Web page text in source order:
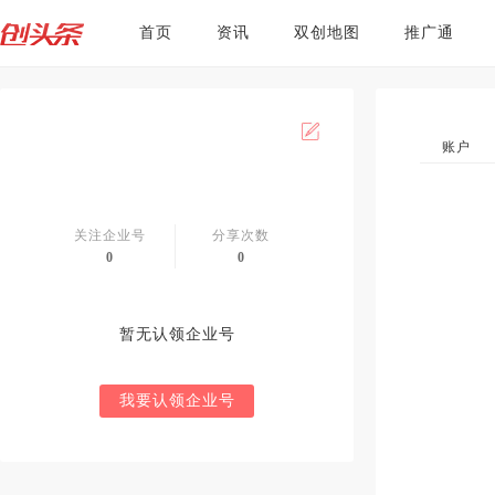
首页 资讯 双创地图 推广通
关注企业号
0
分享次数
0
暂无认领企业号
我要认领企业号
账户